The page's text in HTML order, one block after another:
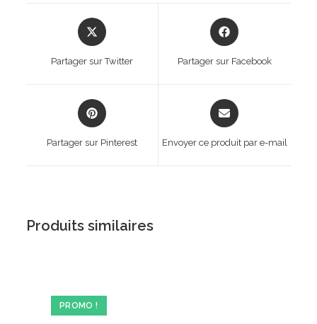
Opens
in
new
Partager sur Twitter
Opens
in
Partager sur Facebook
Opens
in
Partager sur Pinterest
Opens
in
new
Envoyer ce produit par e-mail
Produits similaires
PROMO !